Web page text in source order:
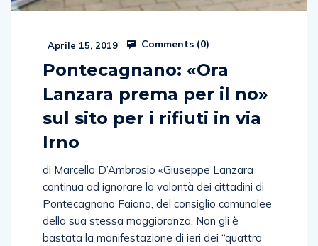
Aprile 15, 2019 Comments (0)
Pontecagnano: «Ora
Lanzara prema per il no»
sul sito per i rifiuti in via
Irno
di Marcello D’Ambrosio «Giuseppe Lanzara
continua ad ignorare la volontà dei cittadini di
Pontecagnano Faiano, del consiglio comunalee
della sua stessa maggioranza. Non gli è
bastata la manifestazione di ieri dei “quattro